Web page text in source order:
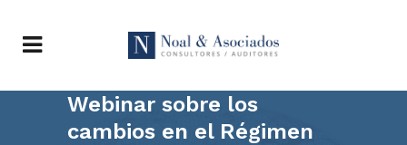
Webinar sobre los
cambios en el Régimen